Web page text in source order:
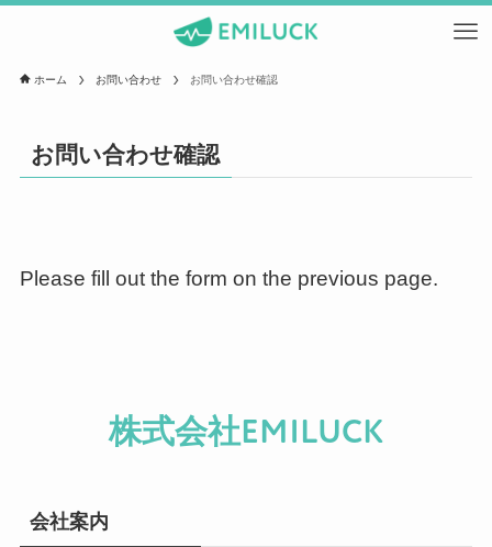
ホーム お問い合わせ お問い合わせ確認
お問い合わせ確認
Please fill out the form on the previous page.
株式会社EMILUCK
会社案内